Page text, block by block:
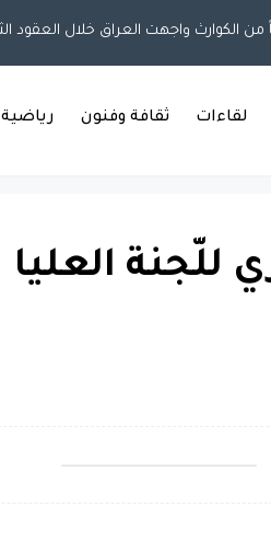
لقاءات ثقافة وفنون رياضية
للّجنة العليا